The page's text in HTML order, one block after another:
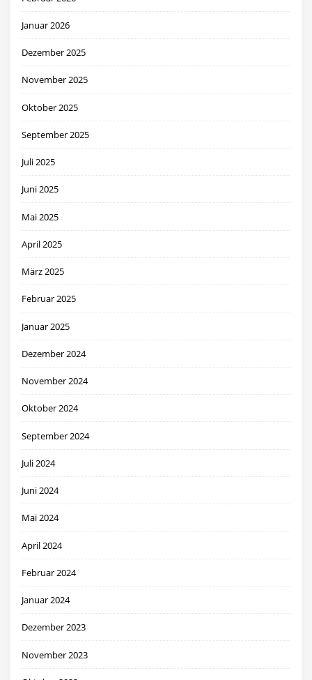
Januar 2026
Dezember 2025
November 2025
Oktober 2025
September 2025
Juli 2025
Juni 2025
Mai 2025
April 2025
März 2025
Februar 2025
Januar 2025
Dezember 2024
November 2024
Oktober 2024
September 2024
Juli 2024
Juni 2024
Mai 2024
April 2024
Februar 2024
Januar 2024
Dezember 2023
November 2023